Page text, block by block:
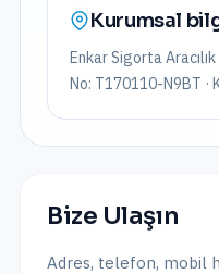
Kurumsal
Enkar Sigorta
No: T170110-N9BT ·
Bize Ulaşın
Adres, telefon, mobil